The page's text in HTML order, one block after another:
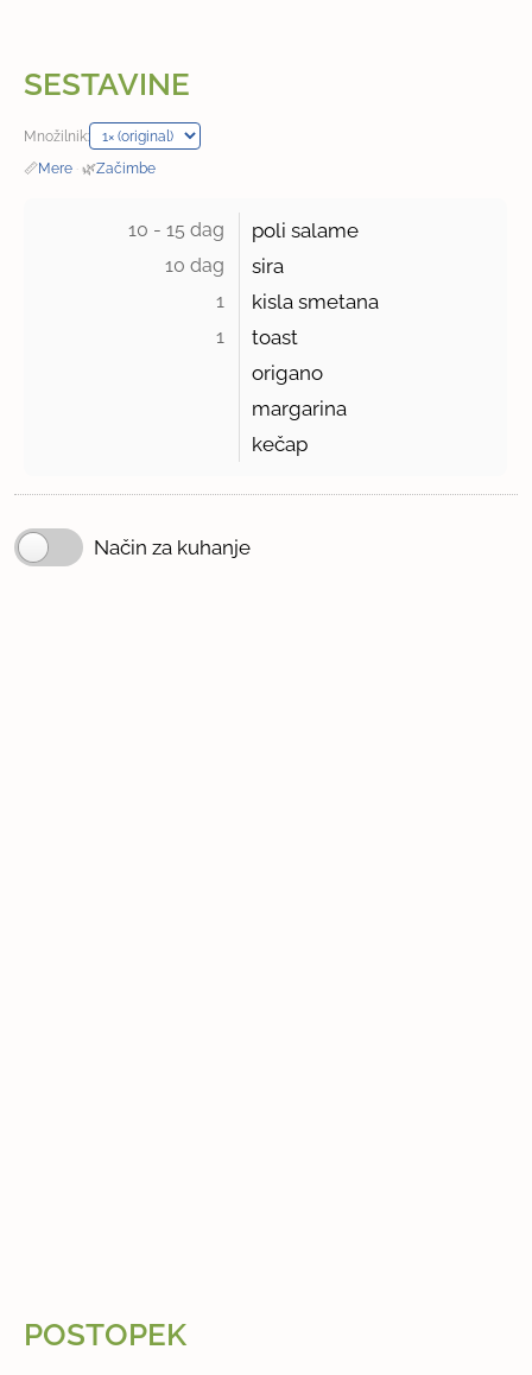
SESTAVINE
Množilnik:
📏Mere · 🌿Začimbe
10 - 15 dag poli salame
10 dag sira
1 kisla smetana
1
toast
origano
margarina
kečap
Način za kuhanje
POSTOPEK